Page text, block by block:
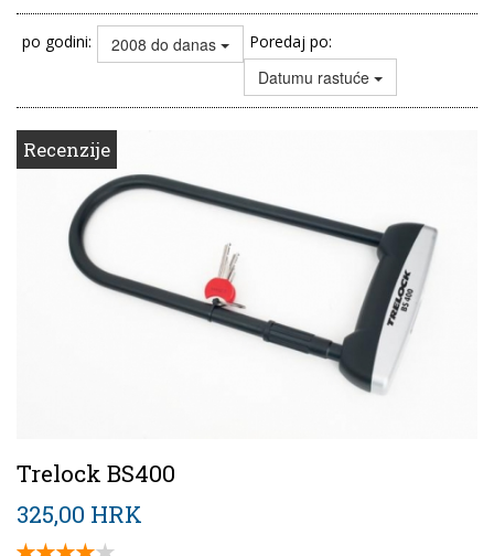
po godini: 2008 do danas Poredaj po:
Datumu rastuće
Recenzije
Trelock BS400
325,00 HRK